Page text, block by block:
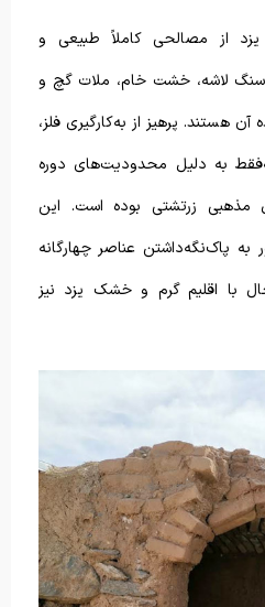
از مصالحی کاملاً طبیعی و
سنگ لاشه، خشت خام، ملات گچ و
آن هستند. پرهیز از به‌کارگیری فلز،
به دلیل محدودیت‌های دوره
مذهبی زرتشتی بوده است. این
پاک‌نگه‌داشتن عناصر چهارگانه
با اقلیم گرم و خشک یزد نیز